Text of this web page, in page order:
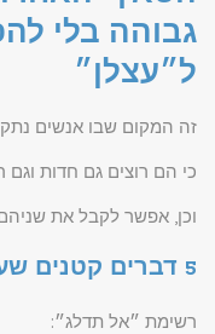
גבוהה בלי
ל״עצלן״
זה המקום שבו אנשים
כי הם רוצים גם חדות וגם
וכן, אפשר לקבל את
5 דברים קטנים שעושים את ההבדל הגדול
רשימת ״אל תדלג״: